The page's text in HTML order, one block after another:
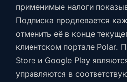
применимые налоги
Подписка продлевается
отменить её в конце
клиентском портале Polar.
Store и Google Play
управляются в